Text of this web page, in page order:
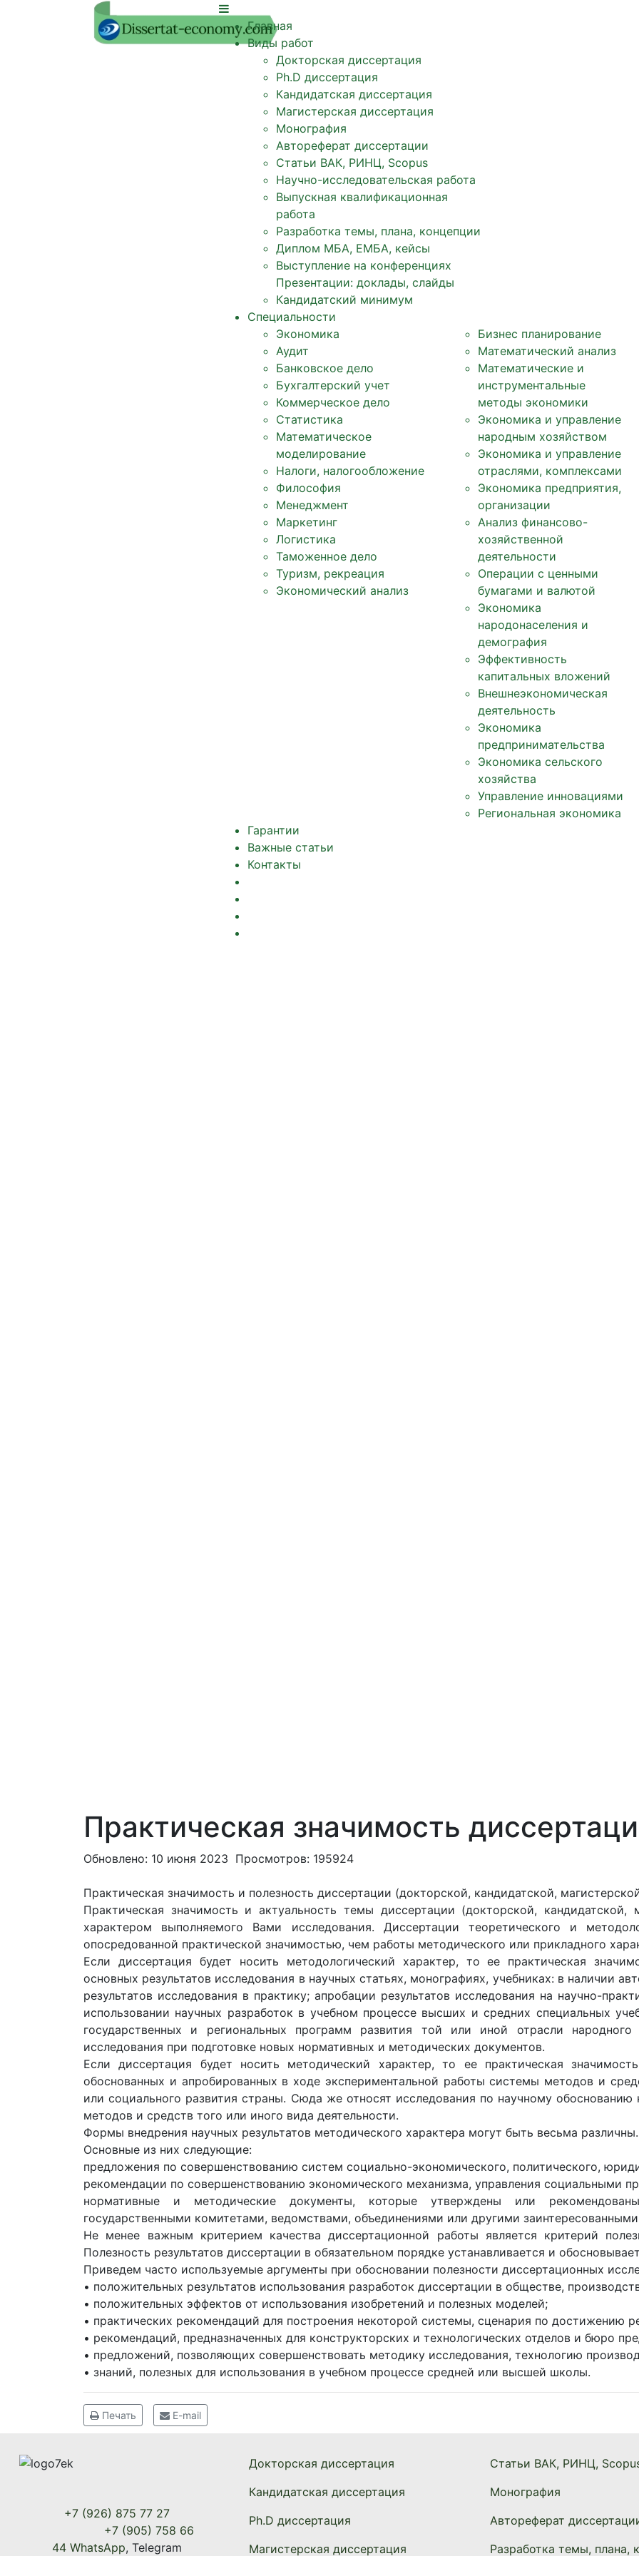
Главная
Виды работ
Докторская диссертация
Ph.D диссертация
Кандидатская диссертация
Магистерская диссертация
Монография
Автореферат диссертации
Статьи ВАК, РИНЦ, Scopus
Научно-исследовательская работа
Выпускная квалификационная
работа
Разработка темы, плана, концепции
Диплом МБА, ЕМБА, кейсы
Выступление на конференциях
Презентации: доклады, слайды
Кандидатский минимум
Специальности
Экономика
Аудит
Банковское дело
Бухгалтерский учет
Коммерческое дело
Статистика
Математическое
моделирование
Налоги, налогообложение
Философия
Менеджмент
Маркетинг
Логистика
Таможенное дело
Туризм, рекреация
Экономический анализ
Бизнес планирование
Математический анализ
Математические и
инструментальные
методы экономики
Экономика и управление
народным хозяйством
Экономика и управление
отраслями, комплексами
Экономика предприятия,
организации
Анализ финансово-
хозяйственной
деятельности
Операции с ценными
бумагами и валютой
Экономика
народонаселения и
демография
Эффективность
капитальных вложений
Внешнеэкономическая
деятельность
Экономика
предпринимательства
Экономика сельского
хозяйства
Управление инновациями
Региональная экономика
Гарантии
Важные статьи
Контакты
Практическая значимость
Обновлено: 10 июня 2023 Просмотров: 195924
Практическая значимость и полезность диссертации (докторской, кандидатской,
Практическая значимость и актуальность темы диссертации (докторской, кандидатской,
характером выполняемого Вами исследования. Диссертации теоретического и
опосредованной практической значимостью, чем работы методического или прикладного
Если диссертация будет носить методологический характер, то ее практическая
основных результатов исследования в научных статьях, монографиях, учебниках: в наличии
результатов исследования в практику; апробации результатов исследования на научно-
использовании научных разработок в учебном процессе высших и средних специальных
государственных и региональных программ развития той или иной отрасли народного
исследования при подготовке новых нормативных и методических документов.
Если диссертация будет носить методический характер, то ее практическая
обоснованных и апробированных в ходе экспериментальной работы системы методов и
или социального развития страны. Сюда же относят исследования по научному
методов и средств того или иного вида деятельности.
Формы внедрения научных результатов методического характера могут быть весьма различны.
Основные из них следующие:
предложения по совершенствованию систем социально-экономического, политического,
рекомендации по совершенствованию экономического механизма, управления социальными
нормативные и методические документы, которые утверждены или
государственными комитетами, ведомствами, объединениями или другими
Не менее важным критерием качества диссертационной работы является критерий
Полезность результатов диссертации в обязательном порядке устанавливается и
Приведем часто используемые аргументы при обосновании полезности диссертационных
• положительных результатов использования разработок диссертации в обществе,
• положительных эффектов от использования изобретений и полезных моделей;
• практических рекомендаций для построения некоторой системы, сценария по достижению
• рекомендаций, предназначенных для конструкторских и технологических отделов и бюро
• предложений, позволяющих совершенствовать методику исследования, технологию
• знаний, полезных для использования в учебном процессе средней или высшей школы.
Печать E-mail
+7 (926) 875 77 27
+7 (905) 758 66
44 WhatsApp, Telegram
Докторская диссертация
Кандидатская диссертация
Ph.D диссертация
Магистерская диссертация
Статьи ВАК, РИНЦ,
Монография
Автореферат
Разработка темы, плана,